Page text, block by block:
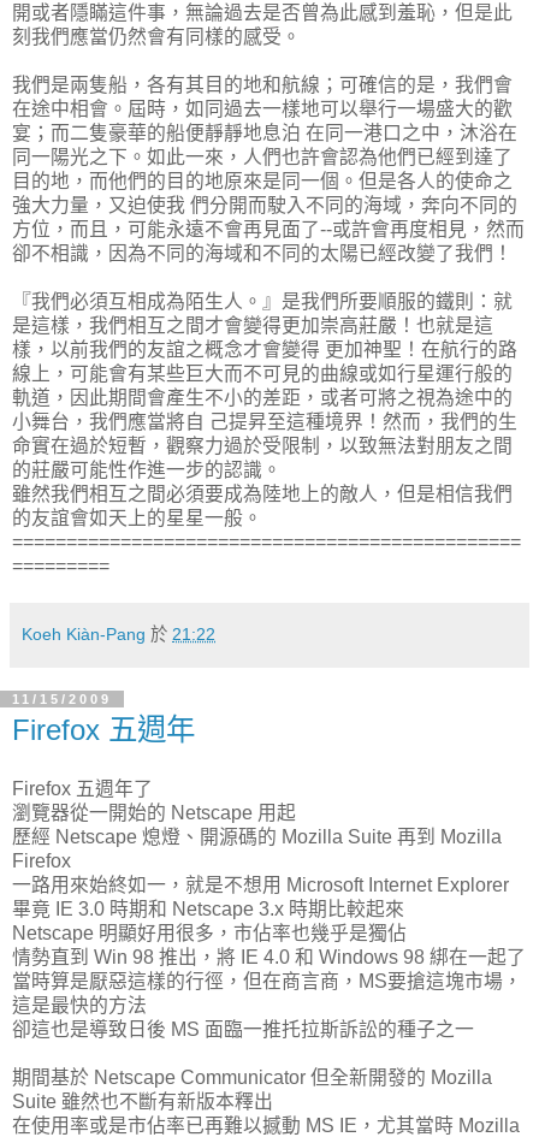
開或者隱瞞這件事，無論過去是否曾為此感到羞恥，但是此
刻我們應當仍然會有同樣的感受。
我們是兩隻船，各有其目的地和航線；可確信的是，我們會
在途中相會。屆時，如同過去一樣地可以舉行一場盛大的歡
宴；而二隻豪華的船便靜靜地息泊 在同一港口之中，沐浴在
同一陽光之下。如此一來，人們也許會認為他們已經到達了
目的地，而他們的目的地原來是同一個。但是各人的使命之
強大力量，又迫使我 們分開而駛入不同的海域，奔向不同的
方位，而且，可能永遠不會再見面了--或許會再度相見，然而
卻不相識，因為不同的海域和不同的太陽已經改變了我們！
『我們必須互相成為陌生人。』是我們所要順服的鐵則：就
是這樣，我們相互之間才會變得更加崇高莊嚴！也就是這
樣，以前我們的友誼之概念才會變得 更加神聖！在航行的路
線上，可能會有某些巨大而不可見的曲線或如行星運行般的
軌道，因此期間會產生不小的差距，或者可將之視為途中的
小舞台，我們應當將自 己提昇至這種境界！然而，我們的生
命實在過於短暫，觀察力過於受限制，以致無法對朋友之間
的莊嚴可能性作進一步的認識。
雖然我們相互之間必須要成為陸地上的敵人，但是相信我們
的友誼會如天上的星星一般。
===============================================
=========
Koeh Kiàn-Pang 於 21:22
11/15/2009
Firefox 五週年
Firefox 五週年了
瀏覽器從一開始的 Netscape 用起
歷經 Netscape 熄燈、開源碼的 Mozilla Suite 再到 Mozilla
Firefox
一路用來始終如一，就是不想用 Microsoft Internet Explorer
畢竟 IE 3.0 時期和 Netscape 3.x 時期比較起來
Netscape 明顯好用很多，市佔率也幾乎是獨佔
情勢直到 Win 98 推出，將 IE 4.0 和 Windows 98 綁在一起了
當時算是厭惡這樣的行徑，但在商言商，MS要搶這塊市場，
這是最快的方法
卻這也是導致日後 MS 面臨一推托拉斯訴訟的種子之一
期間基於 Netscape Communicator 但全新開發的 Mozilla
Suite 雖然也不斷有新版本釋出
在使用率或是市佔率已再難以撼動 MS IE，尤其當時 Mozilla